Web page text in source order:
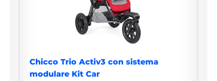
Chicco Trio Activ3 con sistema
modulare Kit Car